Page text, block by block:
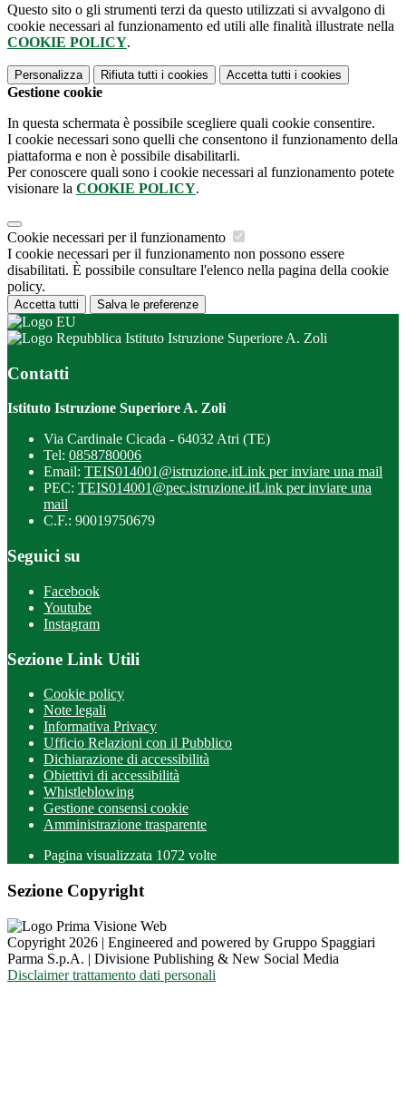
Questo sito o gli strumenti terzi da questo utilizzati si avvalgono di
cookie necessari al funzionamento ed utili alle finalità illustrate nella
COOKIE POLICY.
Personalizza Rifiuta tutti i cookies Accetta tutti i cookies
Gestione cookie
In questa schermata è possibile scegliere quali cookie consentire.
I cookie necessari sono quelli che consentono il funzionamento della
piattaforma e non è possibile disabilitarli.
Per conoscere quali sono i cookie necessari al funzionamento potete
visionare la COOKIE POLICY.
Cookie necessari per il funzionamento
I cookie necessari per il funzionamento non possono essere
disabilitati. È possibile consultare l'elenco nella pagina della cookie
policy.
Accetta tutti Salva le preferenze
Istituto Istruzione Superiore A. Zoli
Contatti
Istituto Istruzione Superiore A. Zoli
Via Cardinale Cicada - 64032 Atri (TE)
Tel: 0858780006
Email: TEIS014001@istruzione.itLink per inviare una mail
PEC: TEIS014001@pec.istruzione.itLink per inviare una
mail
C.F.: 90019750679
Seguici su
Facebook
Youtube
Instagram
Sezione Link Utili
Cookie policy
Note legali
Informativa Privacy
Ufficio Relazioni con il Pubblico
Dichiarazione di accessibilità
Obiettivi di accessibilità
Whistleblowing
Gestione consensi cookie
Amministrazione trasparente
Pagina visualizzata 1072 volte
Sezione Copyright
Copyright 2026 | Engineered and powered by Gruppo Spaggiari
Parma S.p.A. | Divisione Publishing & New Social Media
Disclaimer trattamento dati personali